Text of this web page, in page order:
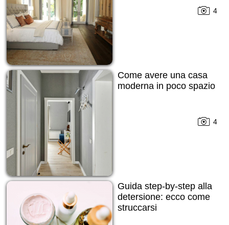
4
Come avere una casa
moderna in poco spazio
4
Guida step-by-step alla
detersione: ecco come
struccarsi